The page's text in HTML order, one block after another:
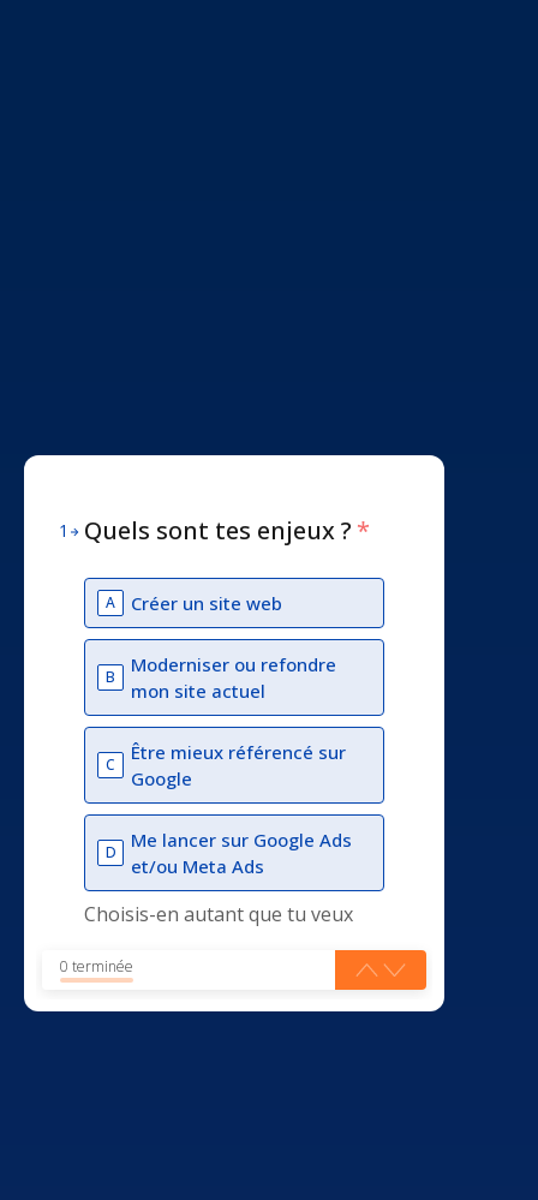
1 Quels sont tes enjeux ? *
A Créer un site web
B
Moderniser ou refondre
mon site actuel
C
Être mieux référencé sur
Google
D
Me lancer sur Google Ads
et/ou Meta Ads
Choisis-en autant que tu veux
0 terminée